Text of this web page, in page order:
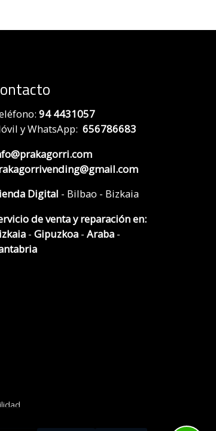
94 4431057
y WhatsApp: 656786683
Digital - Bilbao - Bizkaia
de venta y reparación en:
- Gipuzkoa- Araba-